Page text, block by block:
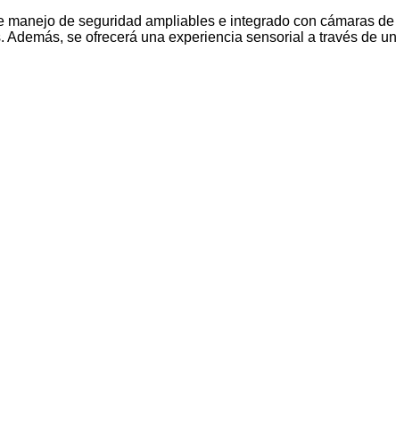
manejo de seguridad ampliables e integrado con cámaras
Además, se ofrecerá una experiencia sensorial a través de